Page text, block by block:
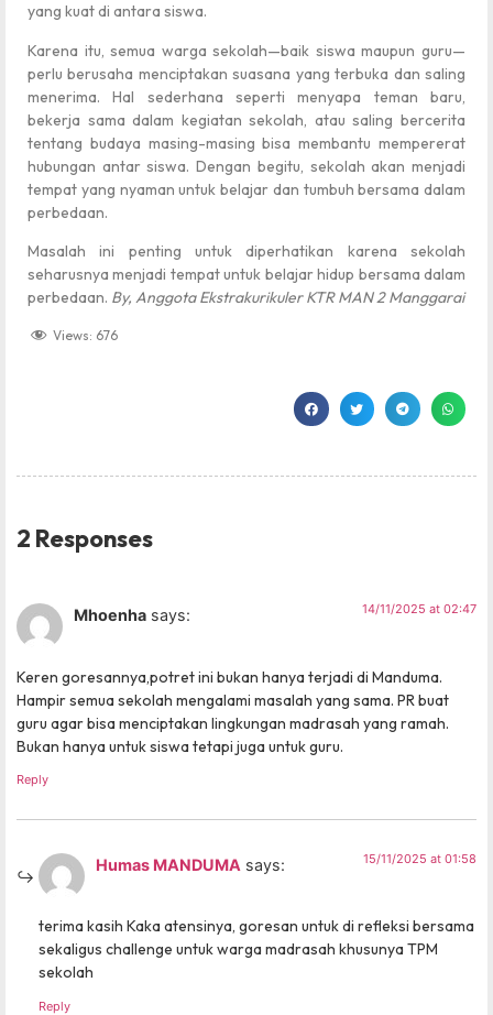
yang kuat di antara siswa.
Karena itu, semua warga sekolah—baik siswa maupun guru—
perlu berusaha menciptakan suasana yang terbuka dan saling
menerima. Hal sederhana seperti menyapa teman baru,
bekerja sama dalam kegiatan sekolah, atau saling bercerita
tentang budaya masing-masing bisa membantu mempererat
hubungan antar siswa. Dengan begitu, sekolah akan menjadi
tempat yang nyaman untuk belajar dan tumbuh bersama dalam
perbedaan.
Masalah ini penting untuk diperhatikan karena sekolah
seharusnya menjadi tempat untuk belajar hidup bersama dalam
perbedaan. By, Anggota Ekstrakurikuler KTR MAN 2 Manggarai
Views: 676
2 Responses
Mhoenha says: 14/11/2025 at 02:47
Keren goresannya,potret ini bukan hanya terjadi di Manduma.
Hampir semua sekolah mengalami masalah yang sama. PR buat
guru agar bisa menciptakan lingkungan madrasah yang ramah.
Bukan hanya untuk siswa tetapi juga untuk guru.
Reply
Humas MANDUMA says: 15/11/2025 at 01:58
terima kasih Kaka atensinya, goresan untuk di refleksi bersama
sekaligus challenge untuk warga madrasah khusunya TPM
sekolah
Reply